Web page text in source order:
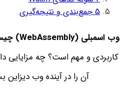
5 جمع‌بندی و نتیجه‌گیری
وب اسمبلی (WebAssembly) چیست؟
کاربردی و مهم است؟ چه مزایایی
آن را در آینده‌ وب دیزاین